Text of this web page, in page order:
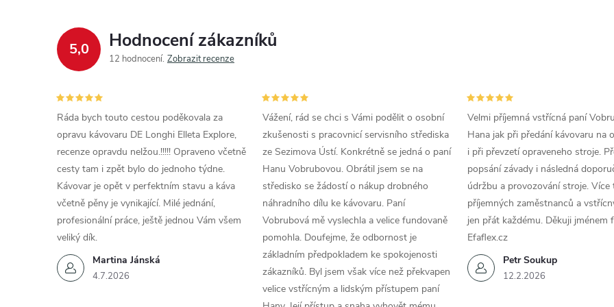
r
v
k
y
v
ý
p
i
5,0 Hodnocení zákazníků
12 hodnocení Zobrazit recenze
Martina Jánská
4.7.2026
Ráda bych touto cestou poděkovala za
opravu kávovaru DE Longhi Elleta Explore,
recenze opravdu nelžou.!!!!! Opraveno včetně
cesty tam i zpět bylo do jednoho týdne.
Kávovar je opět v perfektním stavu a káva
včetně pěny je vynikající. Milé jednání,
profesionální práce, ještě jednou Vám všem
veliký dík.
Vážení, rád se chci s Vámi podělit o osobní
zkušenosti s pracovnicí servisního střediska
ze Sezimova Ústí. Konkrétně se jedná o paní
Hanu Vobrubovou. Obrátil jsem se na
středisko se žádostí o nákup drobného
náhradního dílu ke kávovaru. Paní
Vobrubová mě vyslechla a velice fundovaně
pomohla. Doufejme, že odbornost je
základním předpokladem ke spokojenosti
zákazníků. Byl jsem však více než překvapen
velice vstřícným a lidským přístupem paní
Petr Soukup
12.2.2026
Velmi příjemná vstřícná paní
Hana jak při předání kávovaru na
i při převzetí opraveneho stroje.
popsání závady i následná
údržbu a provozování stroje. Více
příjemných zaměstnanců a
jen přát každému. Děkuji jménem
Efaflex.cz